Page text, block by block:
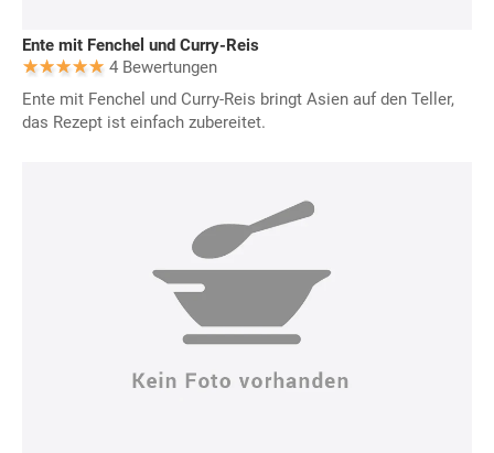
Ente mit Fenchel und Curry-Reis
4 Bewertungen
Ente mit Fenchel und Curry-Reis bringt Asien auf den Teller,
das Rezept ist einfach zubereitet.